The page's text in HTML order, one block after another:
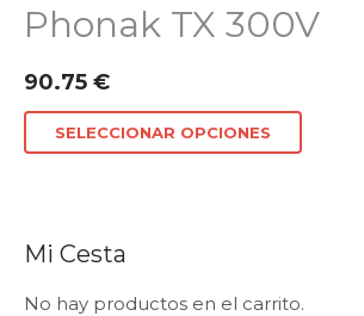
Phonak TX 300V
90.75 €
SELECCIONAR OPCIONES
Mi Cesta
No hay productos en el carrito.